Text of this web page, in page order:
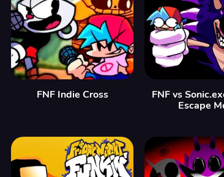
FNF Indie Cross
FNF vs
Escape